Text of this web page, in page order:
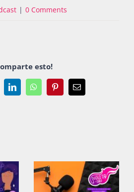
| 0 Comments
esto!
LinkedInWhatsAppPinterestEmail